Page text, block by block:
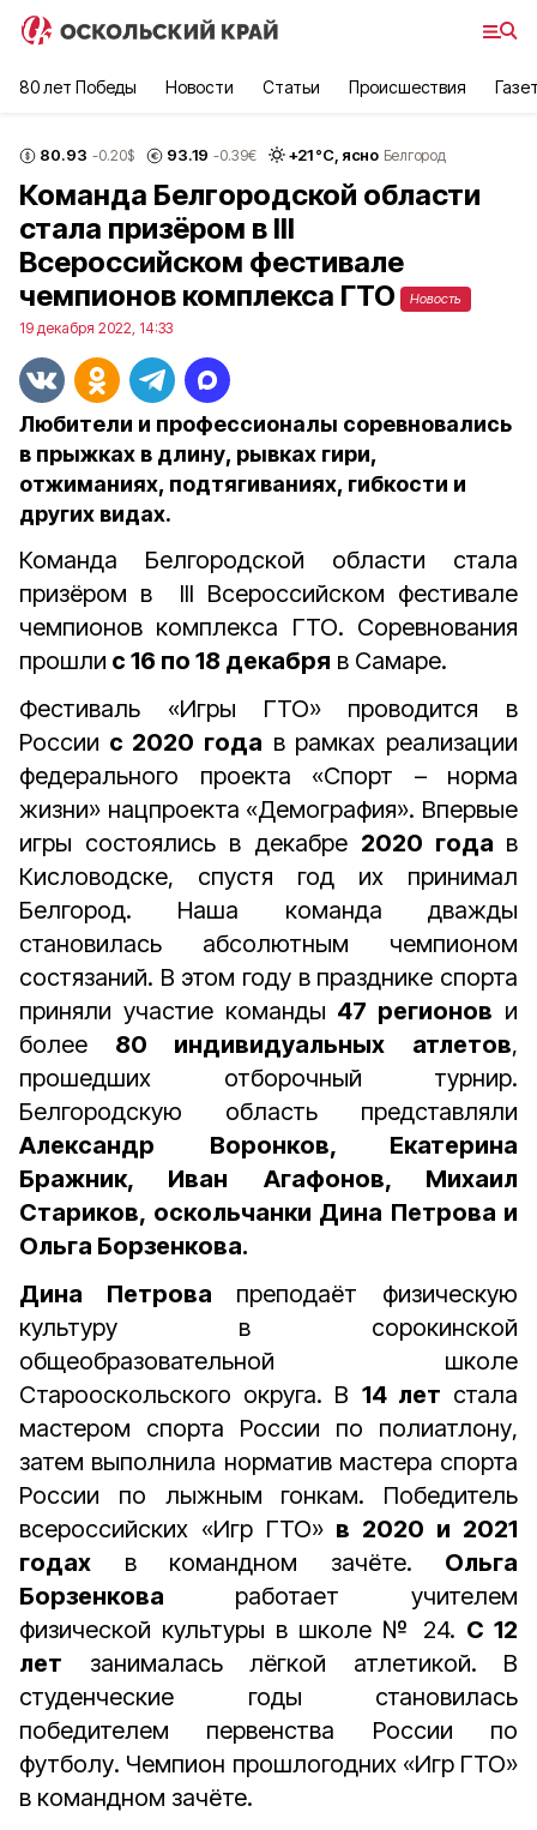
80 лет Победы Новости Статьи Происшествия
80.93 -0.20$ 93.19 -0.39€ +21°С, ясно Белгород
Команда Белгородской области
стала призёром в III
Всероссийском фестивале
чемпионов комплекса ГТО
Новость
19 декабря 2022, 14:33
Любители и профессионалы соревновались
в прыжках в длину, рывках гири,
отжиманиях, подтягиваниях, гибкости и
других видах.
Команда Белгородской области стала
призёром в III Всероссийском фестивале
чемпионов комплекса ГТО. Соревнования
прошли с 16 по 18 декабря в Самаре.
Фестиваль «Игры ГТО» проводится в
России с 2020 года в рамках реализации
федерального проекта «Спорт – норма
жизни» нацпроекта «Демография». Впервые
игры состоялись в декабре 2020 года в
Кисловодске, спустя год их принимал
Белгород. Наша команда дважды
становилась абсолютным чемпионом
состязаний. В этом году в празднике спорта
приняли участие команды 47 регионов и
более 80 индивидуальных атлетов,
прошедших отборочный турнир.
Белгородскую область представляли
Александр Воронков, Екатерина
Бражник, Иван Агафонов, Михаил
Стариков, оскольчанки Дина Петрова и
Ольга Борзенкова.
Дина Петрова преподаёт физическую
культуру в сорокинской
общеобразовательной школе
Старооскольского округа. В 14 лет стала
мастером спорта России по полиатлону,
затем выполнила норматив мастера спорта
России по лыжным гонкам. Победитель
всероссийских «Игр ГТО» в 2020 и 2021
годах в командном зачёте. Ольга
Борзенкова работает учителем
физической культуры в школе № 24. С 12
лет занималась лёгкой атлетикой. В
студенческие годы становилась
победителем первенства России по
футболу. Чемпион прошлогодних «Игр ГТО»
в командном зачёте.